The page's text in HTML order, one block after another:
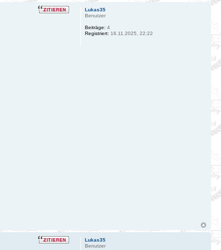
Lukas35
Benutzer
Beiträge: 4
Registriert: 16.11.2025, 22:22
Lukas35
Benutzer